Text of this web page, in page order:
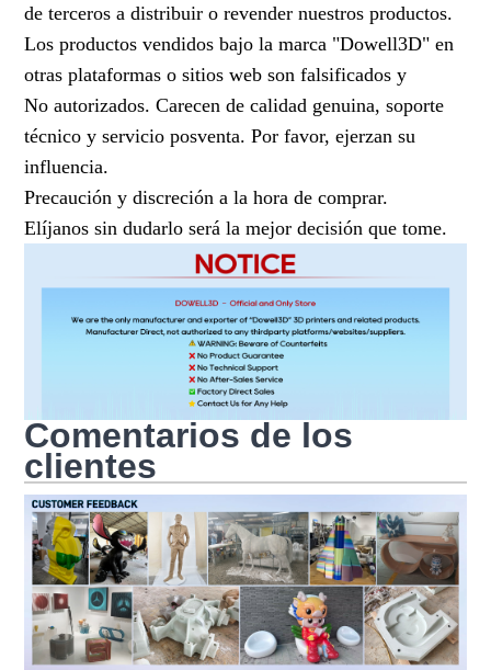
de terceros a distribuir o revender nuestros productos.
Los productos vendidos bajo la marca "Dowell3D" en
otras plataformas o sitios web son falsificados y
No autorizados. Carecen de calidad genuina, soporte
técnico y servicio posventa. Por favor, ejerzan su
influencia.
Precaución y discreción a la hora de comprar.
Elíjanos sin dudarlo será la mejor decisión que tome.
Comentarios de los
clientes